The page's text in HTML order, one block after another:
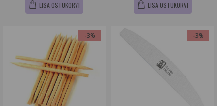
LISA OSTUKORVI LISA OSTUKORVI
-3% -3%